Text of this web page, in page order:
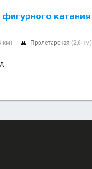
катания
км)  Пролетарская (2,6 км)